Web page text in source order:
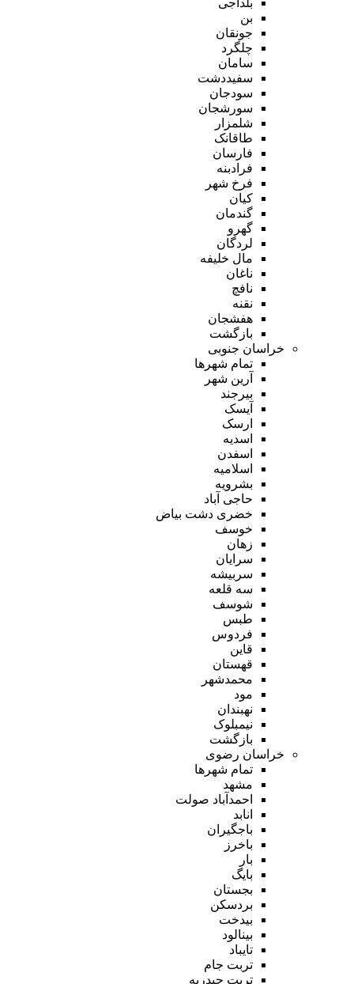
بن
جونقان
چلگرد
سامان
سفیددشت
سودجان
سورشجان
شلمزار
طاقانک
فارسان
فرادبنه
فرخ شهر
کیان
گندمان
گهرو
لردگان
مال خلیفه
ناغان
نافچ
نقنه
هفشجان
بازگشت
خراسان جنوبی
تمام شهر‌ها
آرین شهر
بیرجند
آیسک
ارسک
اسدیه
اسفدن
اسلامیه
بشرویه
حاجی آباد
خضری دشت بیاض
خوسف
زهان
سرایان
سربیشه
سه قلعه
شوسف
طبس
فردوس
قاین
قهستان
محمدشهر
مود
نهبندان
نیمبلوک
بازگشت
خراسان رضوی
تمام شهر‌ها
مشهد
احمدآباد صولت
انابد
باجگیران
باخرز
بار
بایگ
بجستان
بردسکن
بیدخت
بینالود
تایباد
تربت جام
تربت حیدریه